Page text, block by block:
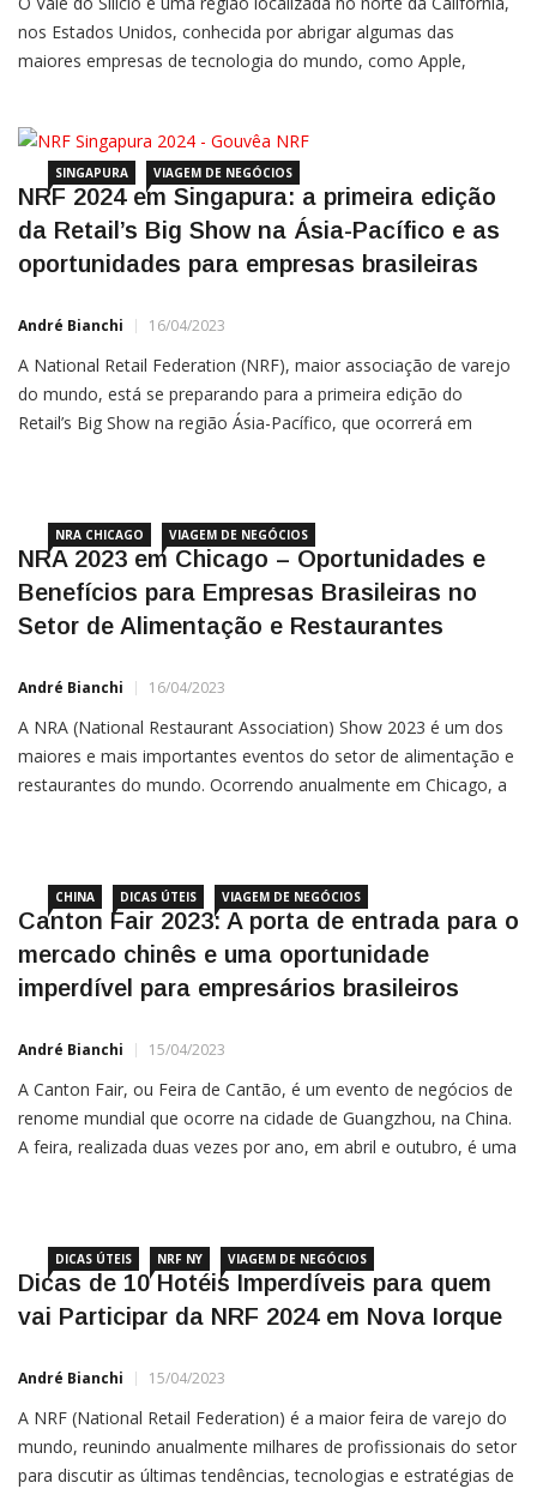
nos Estados Unidos, conhecida por abrigar algumas das
maiores empresas de tecnologia do mundo, como Apple,
SINGAPURA VIAGEM DE NEGÓCIOS
NRF 2024 em Singapura: a primeira edição
da Retail’s Big Show na Ásia-Pacífico e as
oportunidades para empresas brasileiras
André Bianchi 16/04/2023
A National Retail Federation (NRF), maior associação de varejo
do mundo, está se preparando para a primeira edição do
Retail’s Big Show na região Ásia-Pacífico, que ocorrerá em
NRA CHICAGO VIAGEM DE NEGÓCIOS
NRA 2023 em Chicago – Oportunidades e
Benefícios para Empresas Brasileiras no
Setor de Alimentação e Restaurantes
André Bianchi 16/04/2023
A NRA (National Restaurant Association) Show 2023 é um dos
maiores e mais importantes eventos do setor de alimentação e
restaurantes do mundo. Ocorrendo anualmente em Chicago, a
CHINA DICAS ÚTEIS VIAGEM DE NEGÓCIOS
Canton Fair 2023: A porta de entrada para o
mercado chinês e uma oportunidade
imperdível para empresários brasileiros
André Bianchi 15/04/2023
A Canton Fair, ou Feira de Cantão, é um evento de negócios de
renome mundial que ocorre na cidade de Guangzhou, na China.
A feira, realizada duas vezes por ano, em abril e outubro, é uma
DICAS ÚTEIS NRF NY VIAGEM DE NEGÓCIOS
Dicas de 10 Hotéis Imperdíveis para quem
vai Participar da NRF 2024 em Nova Iorque
André Bianchi 15/04/2023
A NRF (National Retail Federation) é a maior feira de varejo do
mundo, reunindo anualmente milhares de profissionais do setor
para discutir as últimas tendências, tecnologias e estratégias de